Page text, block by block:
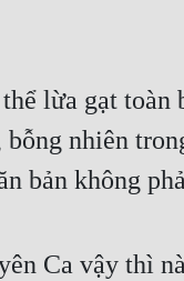
lừa gạt toàn
nhiên
bản không
Ca vậy thì